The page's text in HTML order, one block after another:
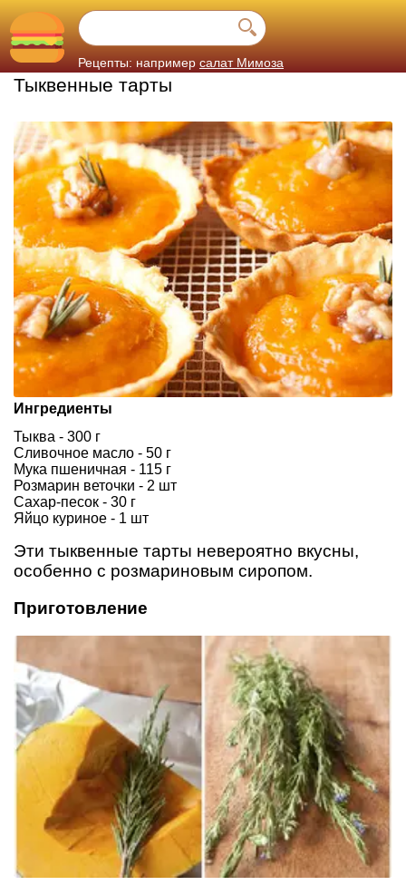
Рецепты: например салат Мимоза
Тыквенные тарты
Ингредиенты
Тыква - 300 г
Сливочное масло - 50 г
Мука пшеничная - 115 г
Розмарин веточки - 2 шт
Сахар-песок - 30 г
Яйцо куриное - 1 шт
Эти тыквенные тарты невероятно вкусны,
особенно с розмариновым сиропом.
Приготовление